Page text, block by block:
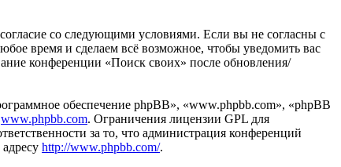
со следующими условиями. Если вы не согласны с
время и сделаем всё возможное, чтобы уведомить вас
конференции «Поиск своих» после обновления/
обеспечение phpBB», «www.phpbb.com», «phpBB
www.phpbb.com. Ограничения лицензии GPL для
за то, что администрация конференций
http://www.phpbb.com/.